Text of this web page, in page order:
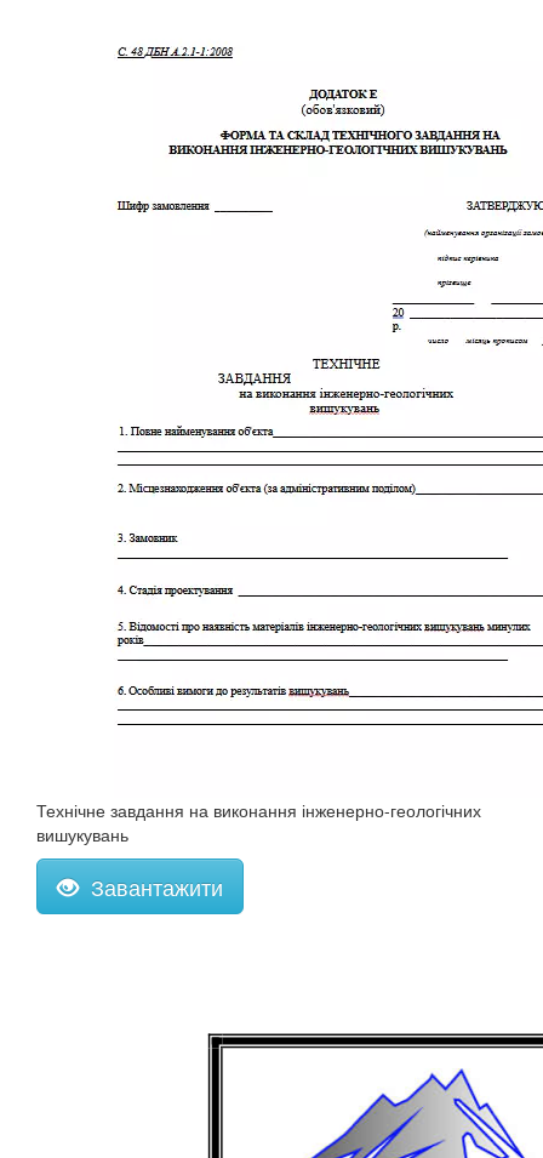
Технічне завдання на виконання інженерно-геологічних
вишукувань
Завантажити